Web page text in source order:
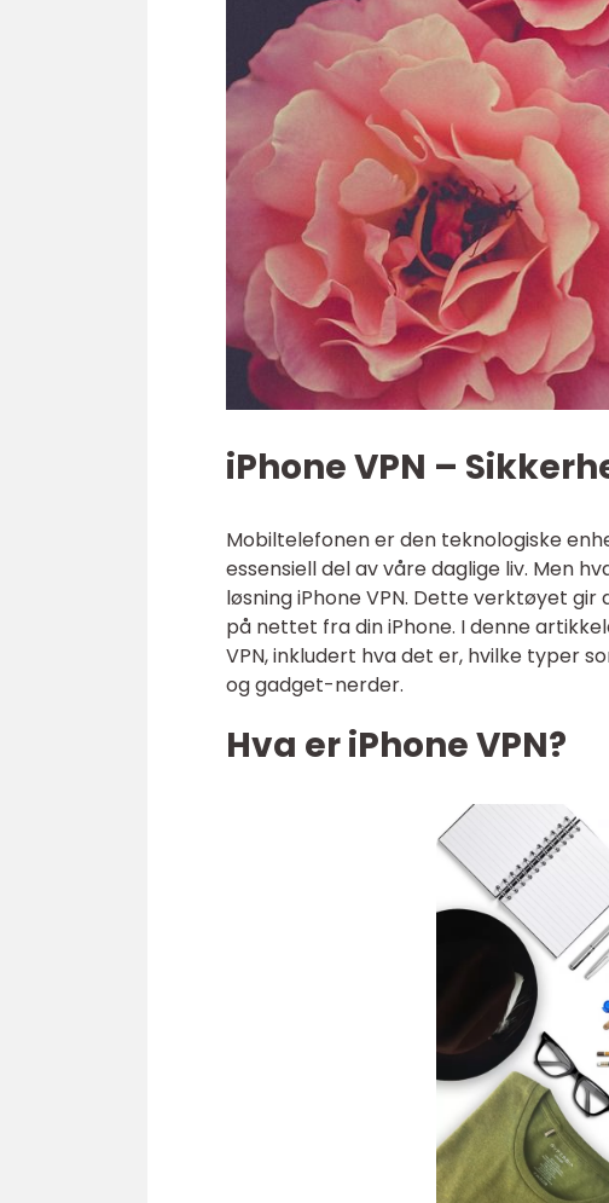
iPhone VPN –
Mobiltelefonen er den teknologiske
essensiell del av våre daglige liv. Men
løsning iPhone VPN. Dette verktøyet
på nettet fra din iPhone. I denne
VPN, inkludert hva det er, hvilke typer
og gadget-nerder.
Hva er iPhone VPN?